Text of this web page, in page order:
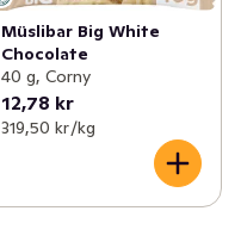
Müslibar Big White
Chocolate
40 g, Corny
12,78 kr
319,50 kr /kg